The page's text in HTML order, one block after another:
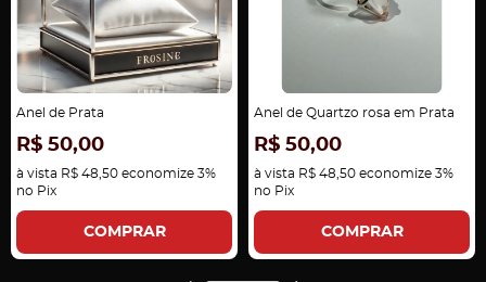
Anel de Prata
R$ 50,00
à vista R$ 48,50 economize 3%
no Pix
COMPRAR
Anel de Quartzo rosa em Prata
R$ 50,00
à vista R$ 48,50 economize 3%
no Pix
COMPRAR